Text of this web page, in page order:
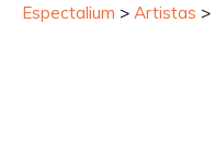
Espectalium > Artistas >